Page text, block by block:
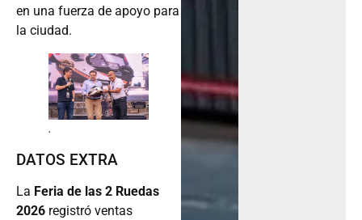
en una fuerza de apoyo para
la ciudad.
.
DATOS EXTRA
La Feria de las 2 Ruedas
2026 registró ventas